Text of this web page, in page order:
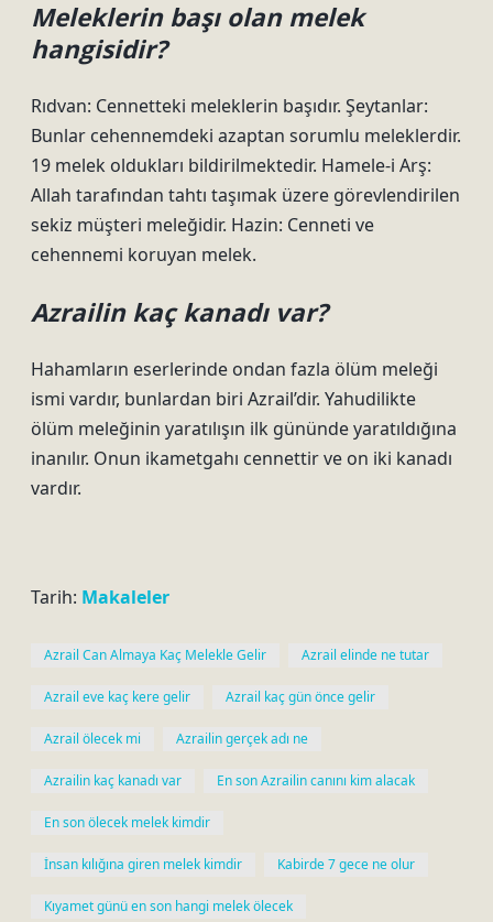
Meleklerin başı olan melek
hangisidir?
Rıdvan: Cennetteki meleklerin başıdır. Şeytanlar:
Bunlar cehennemdeki azaptan sorumlu meleklerdir.
19 melek oldukları bildirilmektedir. Hamele-i Arş:
Allah tarafından tahtı taşımak üzere görevlendirilen
sekiz müşteri meleğidir. Hazin: Cenneti ve
cehennemi koruyan melek.
Azrailin kaç kanadı var?
Hahamların eserlerinde ondan fazla ölüm meleği
ismi vardır, bunlardan biri Azrail’dir. Yahudilikte
ölüm meleğinin yaratılışın ilk gününde yaratıldığına
inanılır. Onun ikametgahı cennettir ve on iki kanadı
vardır.
Tarih: Makaleler
Azrail Can Almaya Kaç Melekle Gelir Azrail elinde ne tutar
Azrail eve kaç kere gelir Azrail kaç gün önce gelir
Azrail ölecek mi Azrailin gerçek adı ne
Azrailin kaç kanadı var En son Azrailin canını kim alacak
En son ölecek melek kimdir
İnsan kılığına giren melek kimdir Kabirde 7 gece ne olur
Kıyamet günü en son hangi melek ölecek